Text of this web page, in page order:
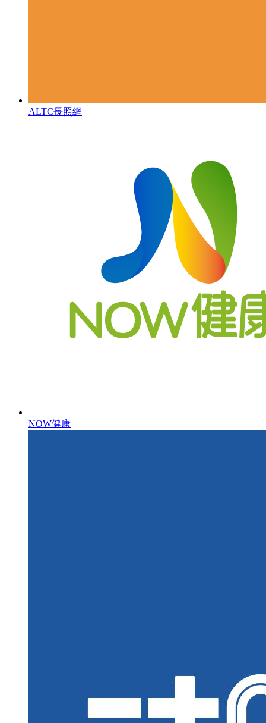
ALTC長照網
NOW健康